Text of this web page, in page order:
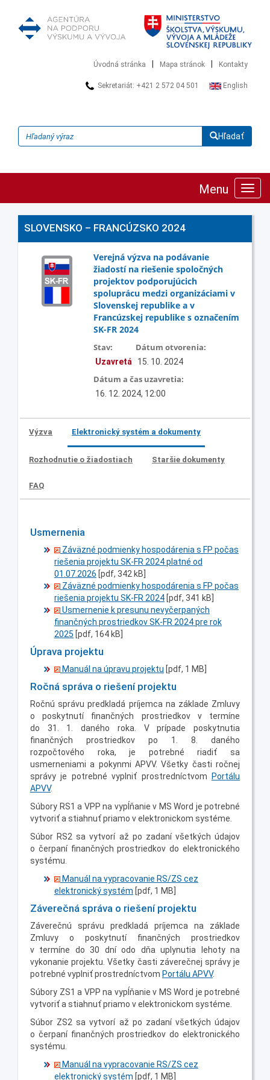
Úvodná stránka Mapa stránok Kontakty
Sekretariát: +421 2 572 04 501 English
Hľadať
Menu
SLOVENSKO – FRANCÚZSKO 2024
Verejná výzva na podávanie
žiadostí na riešenie spoločných
projektov podporujúcich
spoluprácu medzi organizáciami v
Slovenskej republike a v
Francúzskej republike s označením
SK-FR 2024
Stav:
Uzavretá
Dátum otvorenia:
15. 10. 2024
Dátum a čas uzavretia:
16. 12. 2024, 12:00
Výzva Elektronický systém a dokumenty
Rozhodnutie o žiadostiach Staršie dokumenty
FAQ
Usmernenia
Záväzné podmienky hospodárenia s FP počas
riešenia projektu SK-FR 2024 platné od
01.07.2026 [pdf, 342 kB]
Záväzné podmienky hospodárenia s FP počas
riešenia projektu SK-FR 2024 [pdf, 341 kB]
Usmernenie k presunu nevyčerpaných
finančných prostriedkov SK-FR 2024 pre rok
2025 [pdf, 164 kB]
Úprava projektu
Manuál na úpravu projektu [pdf, 1 MB]
Ročná správa o riešení projektu
Ročnú správu predkladá príjemca na základe Zmluvy
o poskytnutí finančných prostriedkov v termíne
do 31. 1. daného roka. V prípade poskytnutia
finančných prostriedkov po 1. 8. daného
rozpočtového roka, je potrebné riadiť sa
usmerneniami a pokynmi APVV. Všetky časti ročnej
správy je potrebné vyplniť prostredníctvom
Portálu
APVV.
Súbory RS1 a VPP na vypĺňanie v MS Word je potrebné
vytvoriť a stiahnuť priamo v elektronickom systéme.
Súbor RS2 sa vytvorí až po zadaní všetkých údajov
o čerpaní finančných prostriedkov do elektronického
systému.
Manuál na vypracovanie RS/ZS cez
elektronický systém [pdf, 1 MB]
Záverečná správa o riešení projektu
Záverečnú správu predkladá príjemca na základe
Zmluvy o poskytnutí finančných prostriedkov
v termíne do 30 dní odo dňa uplynutia lehoty na
vykonanie projektu. Všetky časti záverečnej správy je
potrebné vyplniť prostredníctvom Portálu APVV.
Súbory ZS1 a VPP na vypĺňanie v MS Word je potrebné
vytvoriť a stiahnuť priamo v elektronickom systéme.
Súbor ZS2 sa vytvorí až po zadaní všetkých údajov
o čerpaní finančných prostriedkov do elektronického
systému.
Manuál na vypracovanie RS/ZS cez
elektronický systém [pdf, 1 MB]